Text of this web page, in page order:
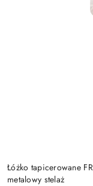
Łóżko tapicerowane
metalowy stelaż